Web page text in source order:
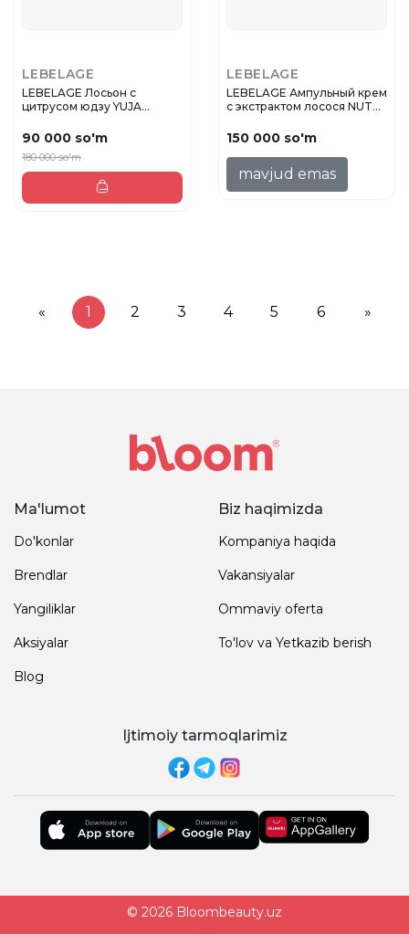
LEBELAGE
LEBELAGE Лосьон с
цитрусом юдзу YUJA
90 000 so'm
180 000 so'm
LEBELAGE
LEBELAGE Ампульный крем
с экстрактом лосося NUTRI
150 000 so'm
mavjud emas
« 1 2 3 4 5 6 »
Ma'lumot
Do'konlar
Brendlar
Yangiliklar
Aksiyalar
Blog
Biz haqimizda
Kompaniya haqida
Vakansiyalar
Ommaviy oferta
To'lov va Yetkazib berish
Ijtimoiy tarmoqlarimiz
© 2026 Bloombeauty.uz